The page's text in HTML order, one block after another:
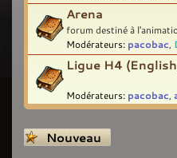
Arena
forum destiné à
Modérateurs: pacobac
Ligue H4
Modérateurs: pacobac
Écrire un nouveau
sujet